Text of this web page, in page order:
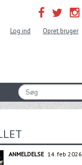
Log ind Opret bruger
ANMELDELSE 14. feb 2026